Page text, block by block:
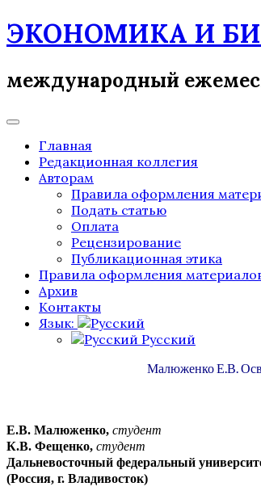
Skip
to
ЭКОНОМИКА И
международный
Главная
Редакционная коллегия
Авторам
Правила оформления
Подать статью
Оплата
Рецензирование
Публикационная этика
Правила оформления
Архив
Контакты
Язык:
Русский
Малюженко Е.В.
Е.В. Малюженко, студент
К.В. Фещенко, студент
Дальневосточный федеральный
(Россия, г. Владивосток)